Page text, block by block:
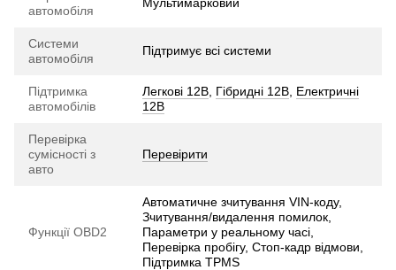
автомобіля
Системи
автомобіля
Підтримує всі системи
Підтримка
автомобілів
Легкові 12В Гібридні 12В Електричні
12В
Перевірка
сумісності з
авто
Перевірити
Функції OBD2
Автоматичне зчитування VIN-коду,
Зчитування/видалення помилок,
Параметри у реальному часі,
Перевірка пробігу, Стоп-кадр відмови,
Підтримка TPMS